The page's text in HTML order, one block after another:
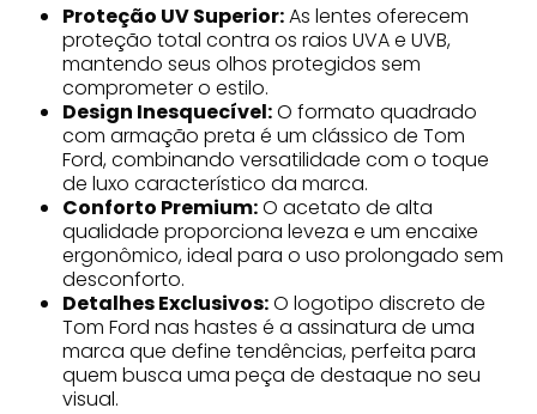
Proteção UV Superior:As lentes oferecem
proteção total contra os raios UVA e UVB,
mantendo seus olhos protegidos sem
comprometer o estilo.
Design Inesquecível:O formato quadrado
com armação preta é um clássico de Tom
Ford, combinando versatilidade com o toque
de luxo característico da marca.
Conforto Premium:O acetato de alta
qualidade proporciona leveza e um encaixe
ergonômico, ideal para o uso prolongado sem
desconforto.
Detalhes Exclusivos:O logotipo discreto de
Tom Ford nas hastes é a assinatura de uma
marca que define tendências, perfeita para
quem busca uma peça de destaque no seu
visual.